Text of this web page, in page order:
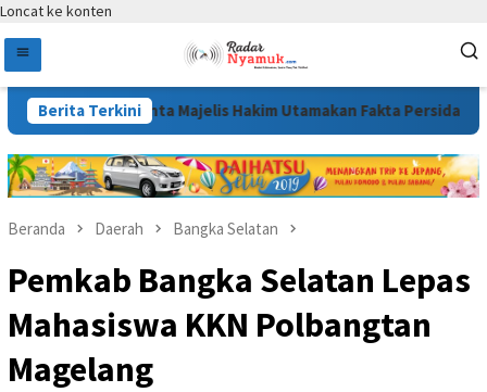
Loncat ke konten
Berita Terkini
Tepat, Minta Majelis Hakim Utamakan Fakta Persidangan
Beranda Daerah Bangka Selatan
Pemkab Bangka Selatan Lepas
Mahasiswa KKN Polbangtan
Magelang